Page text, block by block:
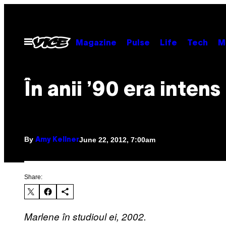
contentOpen
Menu
Magazine Pulse Life Tech
În anii ’90 era intens
By Amy KellnerJune 22, 2012, 7:00am
Share:
Marlene în studioul ei, 2002.